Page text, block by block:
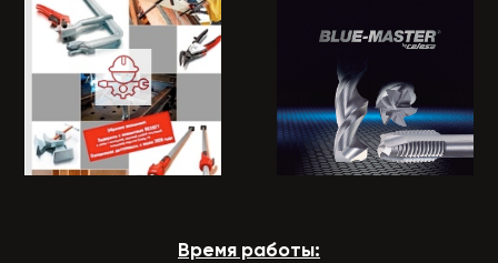
Время работы: